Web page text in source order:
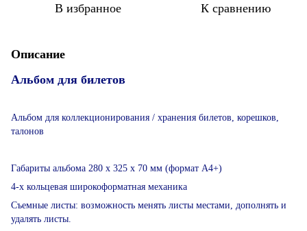
В избранное К сравнению
Описание
Альбом для билетов
Альбом для коллекционирования / хранения билетов, корешков,
талонов
Габариты альбома 280 х 325 х 70 мм (формат А4+)
4-х кольцевая широкоформатная механика
Съемные листы: возможность менять листы местами, дополнять и
удалять листы.